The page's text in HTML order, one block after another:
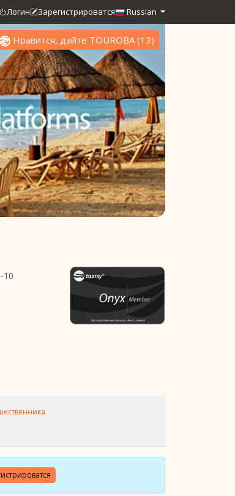
Логин Зарегистрироватся Russian
Нравится, дайте TOUROBA(13)
10